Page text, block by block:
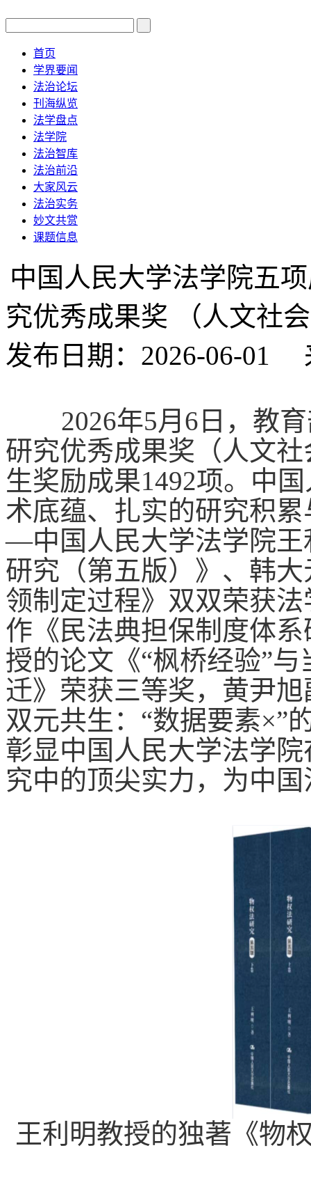
首页
学界要闻
法治论坛
刊海纵览
法学盘点
法学院
法治智库
法治前沿
大家风云
法治实务
妙文共赏
课题信息
中国人民大学法学院五
究优秀成果奖 （人文社
发布日期：2026-06-01
2026年5月6日， 教
研究优秀成果奖（人文
生奖励成果1492项。中
术底蕴、扎实的研究积
—中国人民大学法学院王
研究（第五版）》 、 韩大
领制定过程》双双荣获
作《民法典担保制度体
授的论文《“枫桥经验”
迁》荣获三等奖，黄尹
双元共生：“数据要素×”
彰显中国人民大学法学
究中的顶尖实力，为中
王利明教授的独著《物